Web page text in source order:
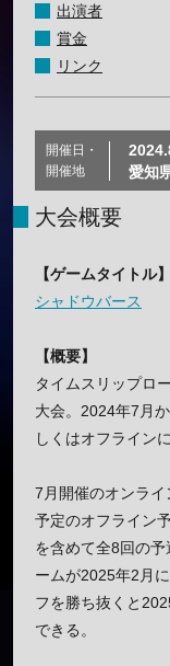
出演者
賞金
リンク
開催日・
開催地
愛知
大会概要
【ゲームタイトル】
シャドウバース
【概要】
タイムスリップロ
大会。2024年7月
しくはオフライン
7月開催のオンラ
予定のオフライン予
を含めて全8回の
ームが2025年2月
フを勝ち抜くと
できる。